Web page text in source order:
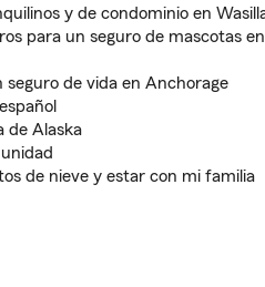
y de condominio en
para un seguro de mascotas en
seguro de vida en Anchorage
de Alaska
de nieve y estar con mi familia